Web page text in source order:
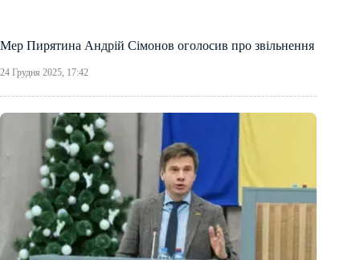
Мер Пирятина Андрій Сімонов оголосив про звільнення
24 Грудня 2025, 17:42